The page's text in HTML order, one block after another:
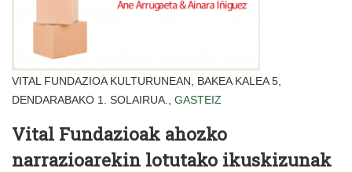
VITAL FUNDAZIOA KULTURUNEAN, BAKEA KALEA 5,
DENDARABAKO 1. SOLAIRUA., GASTEIZ
Vital Fundazioak ahozko
narrazioarekin lotutako ikuskizunak